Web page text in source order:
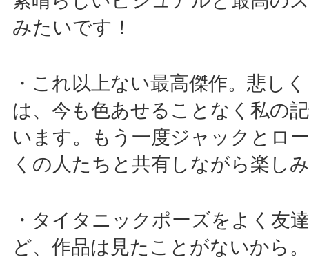
みたいです！
・これ以上ない最高傑作。悲し
は、今も色あせることなく私の
います。もう一度ジャックとロ
くの人たちと共有しながら楽し
・タイタニックポーズをよく友
ど、作品は見たことがないから。